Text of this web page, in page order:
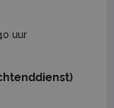
uur